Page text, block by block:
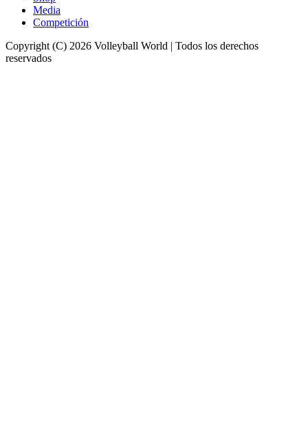
Media
Competición
Copyright (C) 2026 Volleyball World | Todos los derechos
reservados